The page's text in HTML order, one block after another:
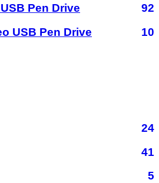
Pen Drive
92
USB Pen Drive
10
24
41
5